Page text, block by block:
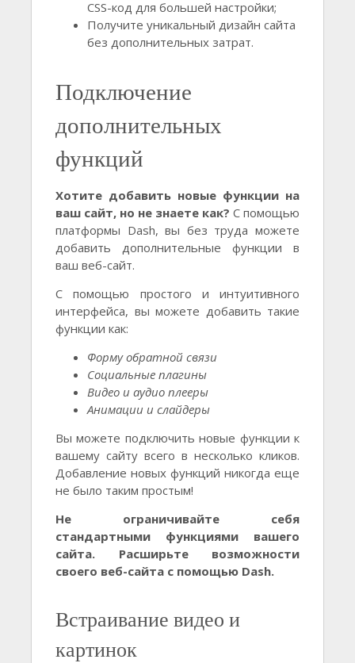
CSS-код для большей настройки;
Получите уникальный дизайн сайта
без дополнительных затрат.
Подключение
дополнительных
функций
Хотите добавить новые функции на
ваш сайт, но не знаете как? С помощью
платформы Dash, вы без труда можете
добавить дополнительные функции в
ваш веб-сайт.
С помощью простого и интуитивного
интерфейса, вы можете добавить такие
функции как:
Форму обратной связи
Социальные плагины
Видео и аудио плееры
Анимации и слайдеры
Вы можете подключить новые функции к
вашему сайту всего в несколько кликов.
Добавление новых функций никогда еще
не было таким простым!
Не ограничивайте себя
стандартными функциями вашего
сайта. Расширьте возможности
своего веб-сайта с помощью Dash.
Встраивание видео и
картинок